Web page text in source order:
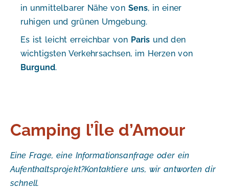
in unmittelbarer Nähe von Sens, in einer
ruhigen und grünen Umgebung.
Es ist leicht erreichbar von Paris und den
wichtigsten Verkehrsachsen, im Herzen von
Burgund.
Camping l’Île d’Amour
Eine Frage, eine Informationsanfrage oder ein
Aufenthaltsprojekt?Kontaktiere uns, wir antworten dir
schnell.